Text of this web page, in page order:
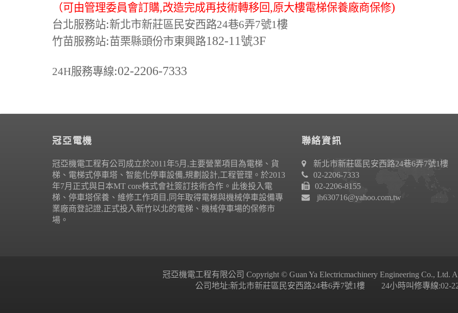
（可由管理委員會訂購,改造完成再技術轉移回,原大樓電梯保養廠商保修)
台北服務站:新北市新莊區民安西路24巷6弄7號1樓
竹苗服務站:苗栗縣頭份市東興路182-11號3F
24H服務專線:02-2206-7333
冠亞電機
冠亞機電工程有公司成立於2011年5月,主要營業項目為電梯、貨
梯、電梯式停車塔、智能化停車設備,規劃設計,工程管理。於2013
年7月正式與日本MT core株式會社簽訂技術合作。此後投入電
梯、停車塔保養、維修工作項目,同年取得電梯與機械停車設備專
業廠商登記證,正式投入新竹以北的電梯、機械停車場的保修市
場。
聯絡資訊
新北市新莊區民安西路24巷6弄7號1樓
02-2206-7333
02-2206-8155
jh630716@yahoo.com.tw
冠亞機電工程有限公司 Copyright © Guan Ya Electricmachinery Engineering Co., Ltd.
公司地址:新北市新莊區民安西路24巷6弄7號1樓 24小時叫修專線:02-